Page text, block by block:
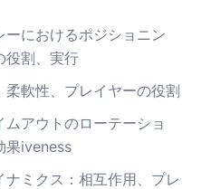
におけるポジショニン
役割、実行
軟性、プレイヤーの役割
アウトのローテーショ
果iveness
ミクス：相互作用、プレ